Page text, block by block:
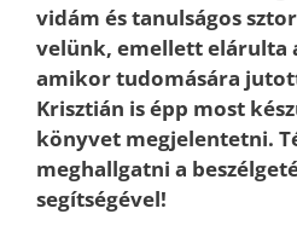
vidám és tanulságos
velünk, emellett elárulta
amikor tudomására
Krisztián is épp most
könyvet megjelentetni.
meghallgatni a
segítségével!